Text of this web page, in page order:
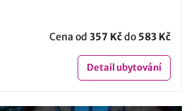
Cena od 357 Kčdo 583 Kč
Detailubytování